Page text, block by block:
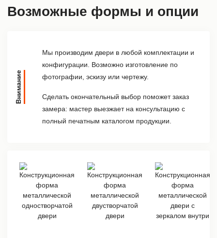
Возможные формы и опции
Внимание
Мы производим двери в любой комплектации и
конфигурации. Возможно изготовление по
фотографии, эскизу или чертежу.
Сделать окончательный выбор поможет заказ
замера: мастер выезжает на консультацию с
полный печатным каталогом продукции.